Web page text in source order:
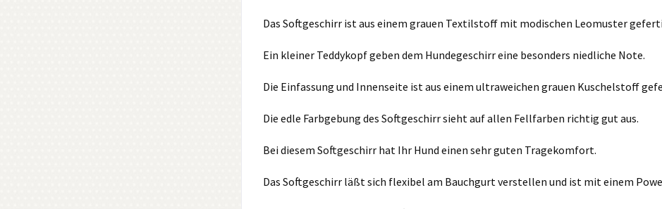
Das Softgeschirr ist aus einem grauen Textilstoff mit modischen Leomuster
Ein kleiner Teddykopf geben dem Hundegeschirr eine besonders niedliche Note.
Die Einfassung und Innenseite ist aus einem ultraweichen grauen Kuschelstoff
Die edle Farbgebung des Softgeschirr sieht auf allen Fellfarben richtig gut aus.
Bei diesem Softgeschirr hat Ihr Hund einen sehr guten Tragekomfort.
Das Softgeschirr läßt sich flexibel am Bauchgurt verstellen und ist mit einem